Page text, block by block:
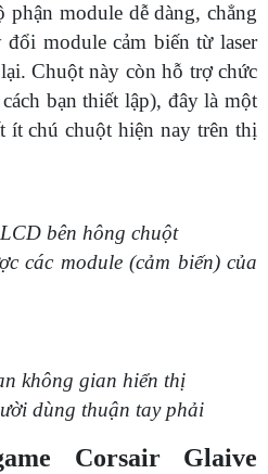
phận module dễ dàng, chẳng
module cảm biến từ laser
Chuột này còn hỗ trợ chức
bạn thiết lập), đây là một
ít chú chuột hiện nay trên thị
bên hông chuột
các module (cảm biến) của
không gian hiển thị
dùng thuận tay phải
Corsair Glaive